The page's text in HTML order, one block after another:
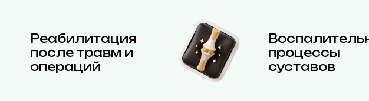
Реабилитация
после травм и
операций
процессы
суставов